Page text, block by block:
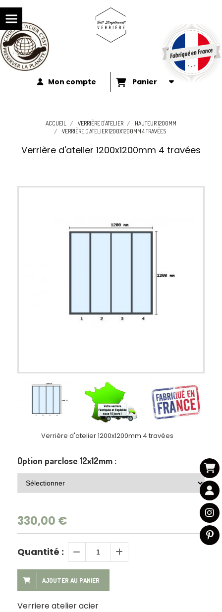
Mon compte Panier
ACCUEIL VERRIÈRE D'ATELIER
HAUTEUR 1200MM
VERRIÈRE D'ATELIER 1200X1200MM 4 TRAVÉES
Verrière d'atelier 1200x1200mm 4 travées
Verrière d'atelier 1200x1200mm 4 travées
Option parclose 12x12mm :
330,00 €
Quantité :
AJOUTER AU PANIER
Verriere atelier acier